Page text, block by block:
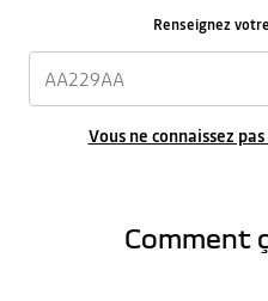
Renseignez
Vous ne connaissez
Comment